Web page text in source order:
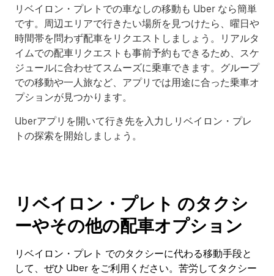
リベイロン・プレトでの車なしの移動も Uber なら簡単
です。周辺エリアで行きたい場所を見つけたら、曜日や
時間帯を問わず配車をリクエストしましょう。リアルタ
イムでの配車リクエストも事前予約もできるため、スケ
ジュールに合わせてスムーズに乗車できます。グループ
での移動や一人旅など、アプリでは用途に合った乗車オ
プションが見つかります。
Uberアプリを開いて行き先を入力しリベイロン・プレ
トの探索を開始しましょう。
リベイロン・プレト のタクシ
ーやその他の配車オプション
リベイロン・プレト でのタクシーに代わる移動手段と
して、ぜひ Uber をご利用ください。苦労してタクシー